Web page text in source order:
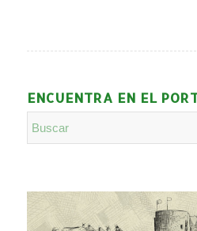
ENCUENTRA EN EL